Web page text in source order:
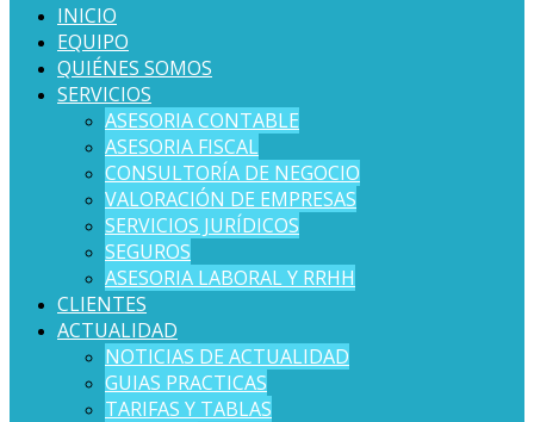
INICIO
EQUIPO
QUIÉNES SOMOS
SERVICIOS
ASESORIA CONTABLE
ASESORIA FISCAL
CONSULTORÍA DE NEGOCIO
VALORACIÓN DE EMPRESAS
SERVICIOS JURÍDICOS
SEGUROS
ASESORIA LABORAL Y RRHH
CLIENTES
ACTUALIDAD
NOTICIAS DE ACTUALIDAD
GUIAS PRACTICAS
TARIFAS Y TABLAS